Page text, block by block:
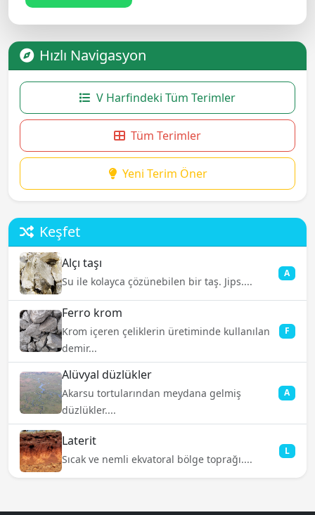
Hızlı Navigasyon
V Harfindeki Tüm Terimler
Tüm Terimler
Yeni Terim Öner
Keşfet
Alçı taşı
Su ile kolayca çözünebilen bir taş. Jips....
A
Ferro krom
Krom içeren çeliklerin üretiminde kullanılan
demir...
F
Alüvyal düzlükler
Akarsu tortularından meydana gelmiş
düzlükler....
A
Laterit
Sıcak ve nemli ekvatoral bölge toprağı....
L